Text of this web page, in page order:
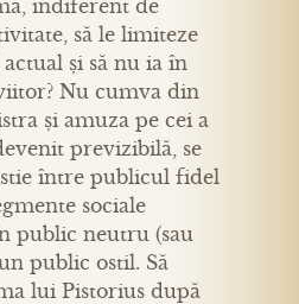
indiferent de
să le limiteze
și să nu ia în
Nu cumva din
și amuza pe cei a
previzibilă, se
între publicul fidel
sociale
public neutru (sau
public ostil. Să
lui Pistorius după